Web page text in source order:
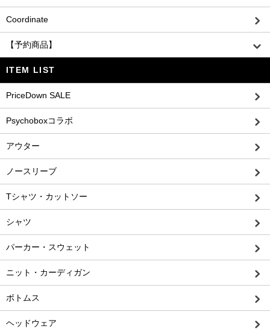
Coordinate
【予約商品】
ITEM LIST
PriceDown SALE
Psychoboxコラボ
アウター
ノースリーブ
Tシャツ・カットソー
シャツ
パーカー・スウェット
ニット・カーディガン
ボトムス
ヘッドウェア